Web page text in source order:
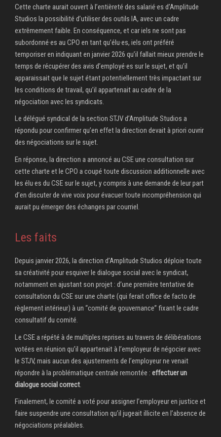
Cette charte aurait ouvert à l’entièreté des salarié·es d’Amplitude
Studios la possibilité d’utiliser des outils IA, avec un cadre
extrêmement faible. En conséquence, et car iels ne sont pas
subordonné·es au CPO en tant qu’élu·es, iels ont préféré
temporiser en indiquant en janvier 2026 qu’il fallait mieux prendre le
temps de récupérer des avis d’employé·es sur le sujet, et qu’il
apparaissait que le sujet étant potentiellement très impactant sur
les conditions de travail, qu’il appartenait au cadre de la
négociation avec les syndicats.
Le délégué syndical de la section STJV d’Amplitude Studios a
répondu pour confirmer qu’en effet la direction devait à priori ouvrir
des négociations sur le sujet.
En réponse, la direction a annoncé au CSE une consultation sur
cette charte et le CPO a coupé toute discussion additionnelle avec
les élu·es du CSE sur le sujet, y compris à une demande de leur part
d’en discuter de vive voix pour évacuer toute incompréhension qui
aurait pu émerger des échanges par courriel.
Les faits
Depuis janvier 2026, la direction d’Amplitude Studios déploie toute
sa créativité pour esquiver le dialogue social avec le syndicat,
notamment en ajustant son projet : d’une première tentative de
consultation du CSE sur une charte (qui ferait office de facto de
règlement intérieur) à un “comité de gouvernance” fixant le cadre
consultatif du comité.
Le CSE a répété à de multiples reprises au travers de délibérations
votées en réunion qu’il appartenait à l’employeur de négocier avec
le STJV, mais aucun des ajustements de l’employeur ne venait
répondre à la problématique centrale remontée : effectuer un
dialogue social correct.
Finalement, le comité a voté pour assigner l’employeur en justice et
faire suspendre une consultation qu’il jugeait illicite en l’absence de
négociations préalables.